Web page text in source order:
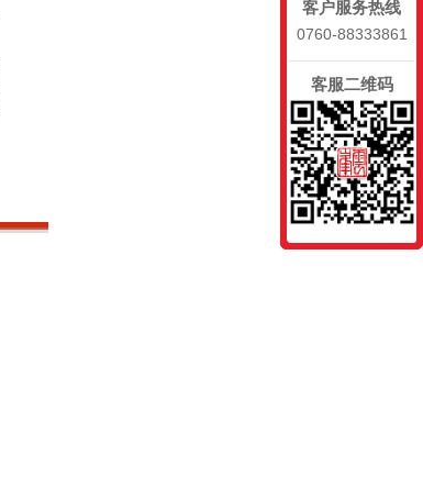
客户服务热线
0760-88333861
客服二维码